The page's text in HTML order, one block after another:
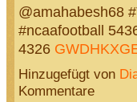
@amahabesh68
#ncaafootball
4326
Hinzugefügt von
Kommentare